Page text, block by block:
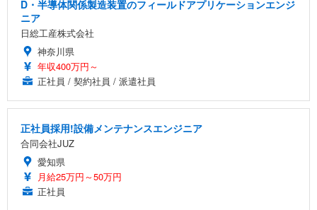
D・半導体関係製造装置のフィールドアプリケーションエンジ
ニア
日総工産株式会社
神奈川県
年収400万円～
正社員 / 契約社員 / 派遣社員
正社員採用!設備メンテナンスエンジニア
合同会社JUZ
愛知県
月給25万円～50万円
正社員